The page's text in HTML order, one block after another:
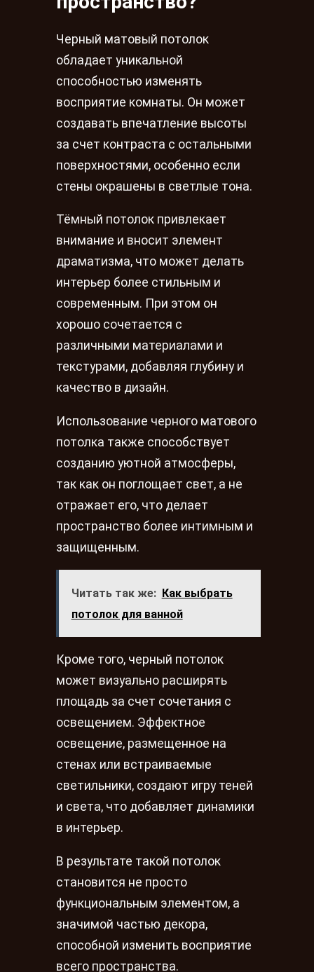
Черный матовый потолок
обладает уникальной
способностью изменять
восприятие комнаты. Он может
создавать впечатление высоты
за счет контраста с остальными
поверхностями, особенно если
стены окрашены в светлые тона.
Тёмный потолок привлекает
внимание и вносит элемент
драматизма, что может делать
интерьер более стильным и
современным. При этом он
хорошо сочетается с
различными материалами и
текстурами, добавляя глубину и
качество в дизайн.
Использование черного матового
потолка также способствует
созданию уютной атмосферы,
так как он поглощает свет, а не
отражает его, что делает
пространство более интимным и
защищенным.
Читать так же: Как выбрать
потолок для ванной
Кроме того, черный потолок
может визуально расширять
площадь за счет сочетания с
освещением. Эффектное
освещение, размещенное на
стенах или встраиваемые
светильники, создают игру теней
и света, что добавляет динамики
в интерьер.
В результате такой потолок
становится не просто
функциональным элементом, а
значимой частью декора,
способной изменить восприятие
всего пространства.